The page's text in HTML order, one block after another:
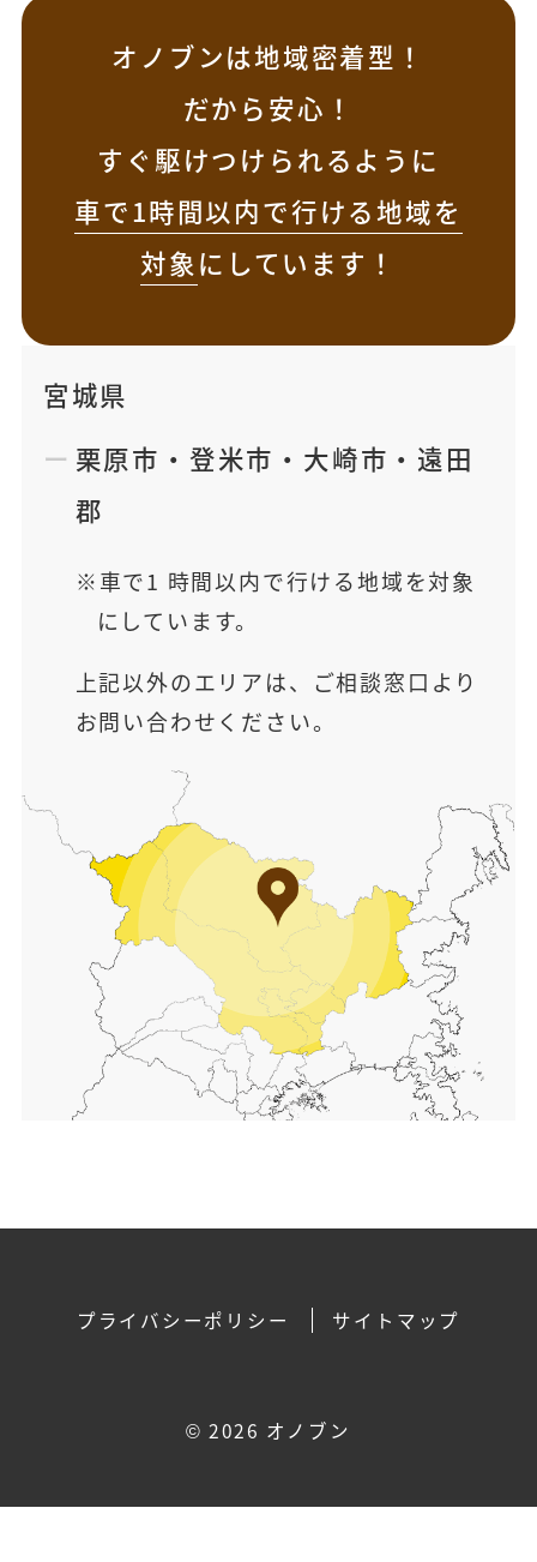
オノブンは地域密着型！
だから安心！
すぐ駆けつけられるように
車で1時間以内で行ける地域を
対象にしています！
宮城県
栗原市 ・ 登米市 ・ 大崎市 ・ 遠田
郡
車で1 時間以内で行ける地域を対象
にしています。
上記以外のエリアは、ご相談窓口より
お問い合わせください。
プライバシーポリシー サイトマップ
© 2026 オノブン